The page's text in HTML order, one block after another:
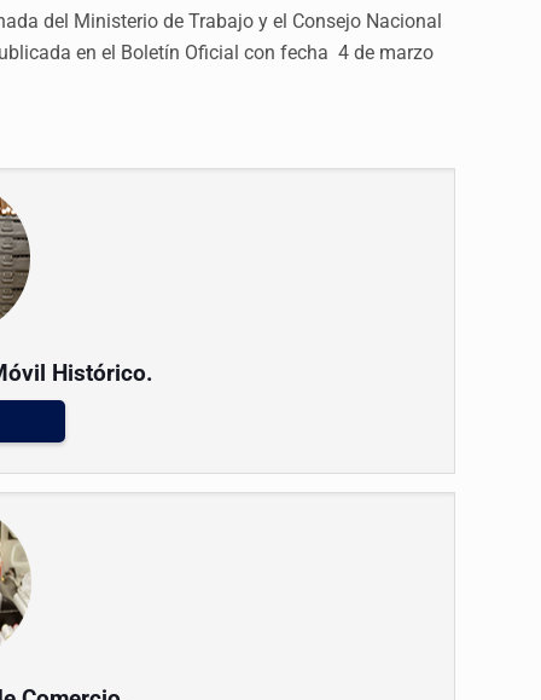
del Ministerio de Trabajo y el Consejo Nacional
en el Boletín Oficial con fecha 4 de marzo
Histórico.